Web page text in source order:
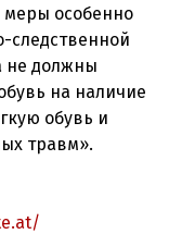
меры особенно
следственной
не должны
на наличие
обувь и